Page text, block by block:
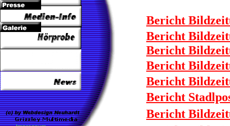
Bericht
Bericht
09.10.2006
Bericht
Bericht
Bericht
Bericht
Bericht